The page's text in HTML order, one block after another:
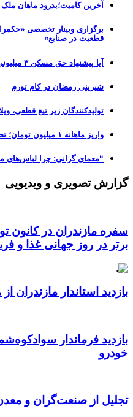
آخرین کامیت؛بدرود ماهان ملک
برگزاری وبینار تخصصی
قطعیت در صنایع»
آیا پیشنهاد حق مسکن ۳ میلیونی گرهی از بحران معیشت باز می‌کند؟
شیرینی رمضان در کام تورم
تولیدکنندگان زیر تیغ قطعی،
واریز ماهانه ۱ میلیون تومان؛ تحول جدید در طرح کالابرگ الکترونیکی
“معمای گرانی: چرا لباس‌های
گزارش تصویری و ویدیویی
سفره مازندران در کانون
برتر در روز جهانی غذا و
بازدید استاندار
بازدید فرماندار
خودرو
تجلیل از صنعت‌گران و